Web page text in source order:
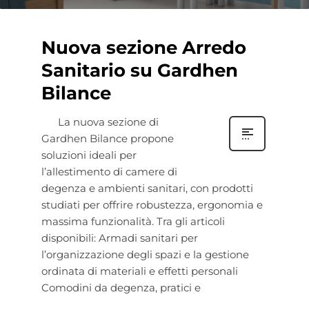
Nuova sezione Arredo
Sanitario su Gardhen
Bilance
La nuova sezione di
Gardhen Bilance propone
soluzioni ideali per
l’allestimento di camere di
degenza e ambienti sanitari, con prodotti
studiati per offrire robustezza, ergonomia e
massima funzionalità. Tra gli articoli
disponibili: Armadi sanitari per
l’organizzazione degli spazi e la gestione
ordinata di materiali e effetti personali
Comodini da degenza, pratici e